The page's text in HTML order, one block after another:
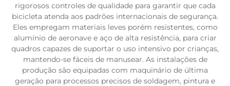
rigorosos controles de qualidade para garantir que cada
bicicleta atenda aos padrões internacionais de segurança.
Eles empregam materiais leves porém resistentes, como
alumínio de aeronave e aço de alta resistência, para criar
quadros capazes de suportar o uso intensivo por crianças,
mantendo-se fáceis de manusear. As instalações de
produção são equipadas com maquinário de última
geração para processos precisos de soldagem, pintura e